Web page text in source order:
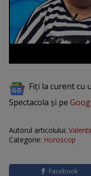
Fiți la curent cu
Spectacola și pe
Autorul articolului:
Categorie: Horoscop
Facebook